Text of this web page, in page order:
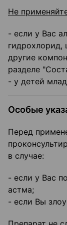
Не
- если у Вас
гидрохлорид,
другие
разделе
- у детей
Особые
Перед
в случае:
- если у Вас
астма;
- если Вы